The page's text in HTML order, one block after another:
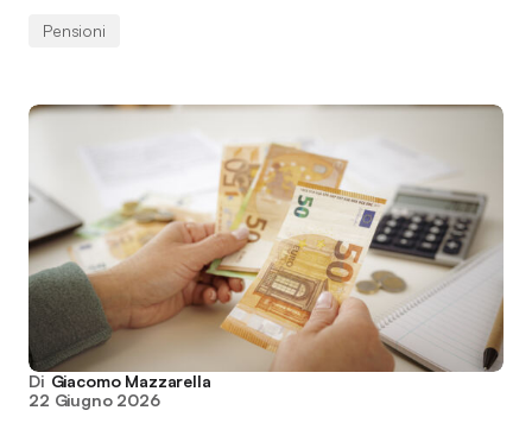
Pensioni
Di Giacomo Mazzarella
22 Giugno 2026